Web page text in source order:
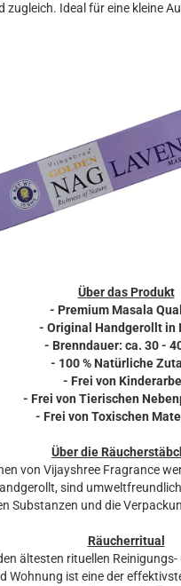
zugleich. Ideal für eine kleine
Über das Produkt
- Premium Masala
- Original Handgerollt in
- Brenndauer: ca. 30 -
- 100 % Natürliche
- Frei von
- Frei von Tierischen
- Frei von Toxischen
Über die
von Vijayshree Fragrance
sind
Substanzen und die
Räucherritual
ältesten rituellen
Wohnung ist eine der